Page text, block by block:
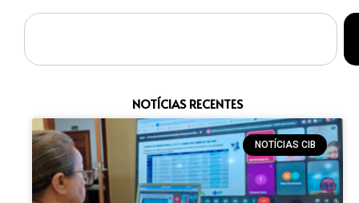
NOTÍCIAS RECENTES
NOTÍCIAS CIB